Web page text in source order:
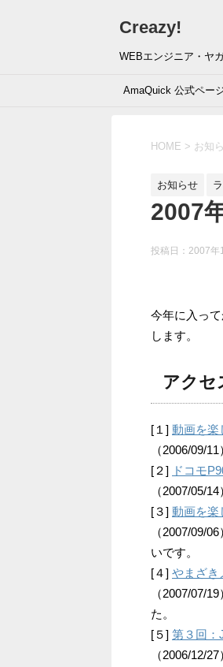
Creazy!
WEBエンジニア・ヤ
AmaQuick 公式ペー
HOME > お知
お知らせ
2007
投稿日： 2007年
今年に入っ
します。
アクセ
[１] 動画を楽
（2006/09/
[２] ドコモ
（2007/05/
[３] 動画を楽
（2007/09/
いです。
[４] やまざき
（2007/07/
た。
[５] 第３回：
（2006/12/